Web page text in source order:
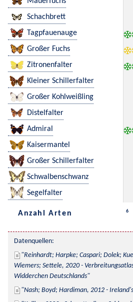
Schachbrett
Tagpfauenauge
Großer Fuchs
Zitronenfalter
Kleiner Schillerfalter
Großer Kohlweißling
Distelfalter
Admiral
Kaisermantel
Großer Schillerfalter
Schwalbenschwanz
Segelfalter
Anzahl Arten 6
Datenquellen:
Reinhardt; Harpke; Caspari; Dolek;
Wiemers; Settele, 2020 -
Widderchen Deutschlands
Nash; Boyd; Hardiman, 2012 -